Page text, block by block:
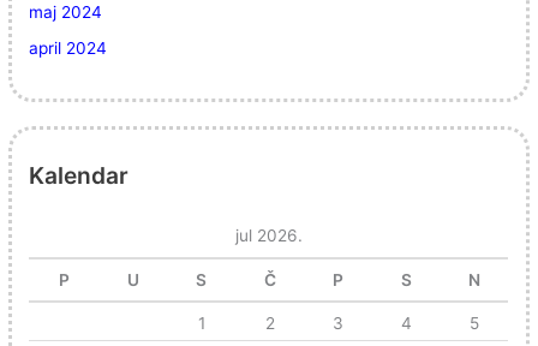
maj 2024
april 2024
Kalendar
jul 2026.
P U S Č P S N
1 2 3 4
5